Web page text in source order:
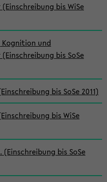
bis WiSe
und
bis SoSe
bis SoSe 2011)
bis WiSe
bis SoSe